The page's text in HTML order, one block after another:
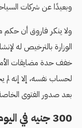
وبعيدًا عن شركات
ولا ينكر فاروق أن حكم
الوزارة بالترخيص له
خفف حدة مضايقات الأمن
لحساب نفسه، إلا إنه
بعد صدور الفتوى
300 جنيه في اليوم